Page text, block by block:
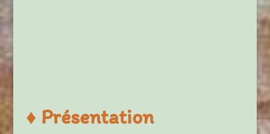
♦ Présentation